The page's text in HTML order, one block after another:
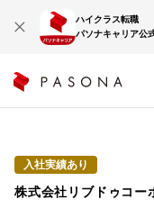
ハイクラス転職
パソナキャリア公
入社実績あり
株式会社リブドゥコー